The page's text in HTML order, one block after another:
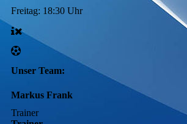
Freitag: 18:30 Uhr
Unser Team:
Markus Frank
Trainer